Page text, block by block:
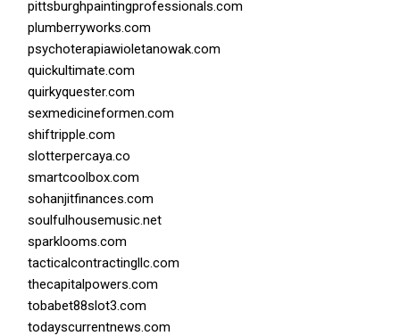
pittsburghpaintingprofessionals.com
plumberryworks.com
psychoterapiawioletanowak.com
quickultimate.com
quirkyquester.com
sexmedicineformen.com
shiftripple.com
slotterpercaya.co
smartcoolbox.com
sohanjitfinances.com
soulfulhousemusic.net
sparklooms.com
tacticalcontractingllc.com
thecapitalpowers.com
tobabet88slot3.com
todayscurrentnews.com